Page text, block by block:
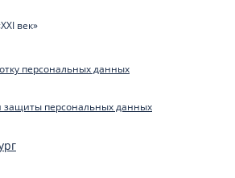
век»
персональных данных
защиты персональных данных